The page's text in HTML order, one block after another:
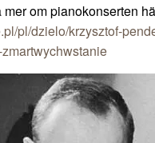
mer om pianokonserten
pl/dzielo/krzysztof-